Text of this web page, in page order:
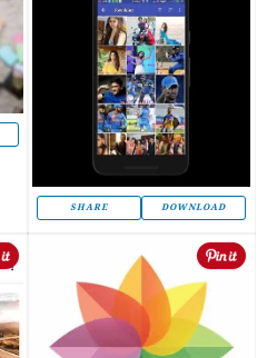
SHARE DOWNLOAD